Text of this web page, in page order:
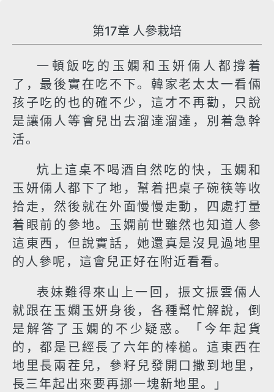
第17章 人參栽培
一頓飯吃的玉嫻和玉妍倆人都撐着
了，最後實在吃不下。韓家老太太一看倆
孩子吃的也的確不少，這才不再勸，只說
是讓倆人等會兒出去溜達溜達，別着急幹
活。
炕上這桌不喝酒自然吃的快，玉嫻和
玉妍倆人都下了地，幫着把桌子碗筷等收
拾走，然後就在外面慢慢走動，四處打量
着眼前的參地。玉嫻前世雖然也知道人參
這東西，但說實話，她還真是沒見過地里
的人參呢，這會兒正好在附近看看。
表妹難得來山上一回，振文振雲倆人
就跟在玉嫻玉妍身後，各種幫忙解說，倒
是解答了玉嫻的不少疑惑。「今年起貨
的，都是已經長了六年的棒槌。這東西在
地里長兩茬兒，參籽兒發開口撒到地里，
長三年起出來要再挪一塊新地里。」